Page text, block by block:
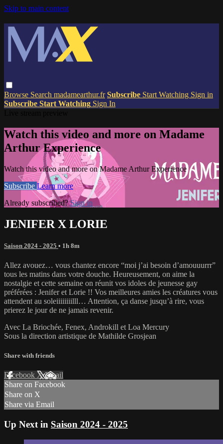
Skip to main content
Browse Search madamearthur.fr Subscribe Start Watching Sign in
Subscribe Start Watching Sign In
Watch this video and more on Madame
Arthur Experience
Watch this video and more on Madame Arthur Experience
Subscribe Learn more
Already subscribed?Sign in
JENIFER X LORIE
Saison 2024 - 2025 • 1h 8m
Allez avouez… vous chantez encore “moi j’ai besoin d’amouuurrr”
tous les matins dans votre douche. Heureusement, on aime la
nostalgie et cette semaine on réunit vos idoles de jeunesse gay
préférées : Jenifer et Lorie !! Vos meilleures amies les créatures vous
attendent au soleiiiiiiiilll… Attention, ça danse jusqu’à rire, vous
prierez le jour de ne jamais revenir.
Avec La Briochée, Fenex, Androkill et Loa Mercury
Sous la direction artistique de Mathilde Grosjean
Share with friends
Facebook XEmail
Share on Facebook
Share on X
Share via Email
Up Next in Saison 2024 - 2025